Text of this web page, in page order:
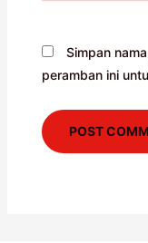
Simpan
peramban ini